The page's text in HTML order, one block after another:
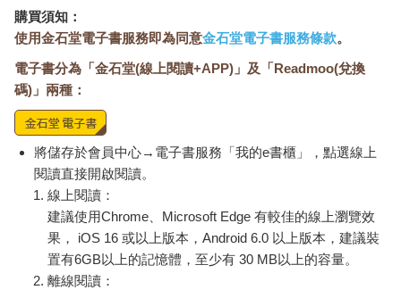
購買須知：
使用金石堂電子書服務即為同意金石堂電子書服務條款。
電子書分為「金石堂(線上閱讀+APP)」及「Readmoo(兌換
碼)」兩種：
將儲存於會員中心→電子書服務「我的e書櫃」，點選線上
閱讀直接開啟閱讀。
線上閱讀：
建議使用Chrome、Microsoft Edge 有較佳的線上瀏覽效
果， iOS 16 或以上版本，Android 6.0 以上版本，建議裝
置有6GB以上的記憶體，至少有 30 MB以上的容量。
離線閱讀：